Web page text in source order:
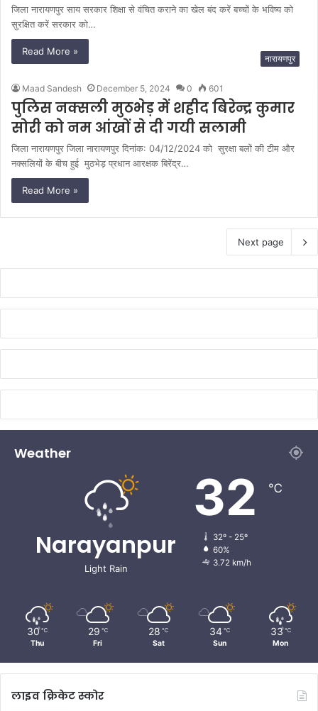
जिला नारायणपुर साय सरकार शिक्षा से वंचित कराने का खेल बंद करें बच्चों के भविष्य को
सुरक्षित करें सरकार को…
Read More »
नारायणपुर
Maad Sandesh December 5, 2024 0 601
पुलिस नक्सली मुठभेड़ में शहीद बिरेन्द्र कुमार
सोरी को नम आंखों से दी गयी सलामी
जिला नारायणपुर जिला नारायणपुर दिनांक: 04/12/2024 को सुरक्षा बलों की टीम और
नक्सलियों के बीच हुई मुठभेड़ प्रधान आरक्षक बिरेंद्र…
Read More »
Next page
Weather
Narayanpur
Light Rain
32 ℃
32º - 25º
60%
3.72 km/h
30 ℃
Thu
29 ℃
Fri
28 ℃
Sat
34 ℃
Sun
33 ℃
Mon
लाइव क्रिकेट स्कोर